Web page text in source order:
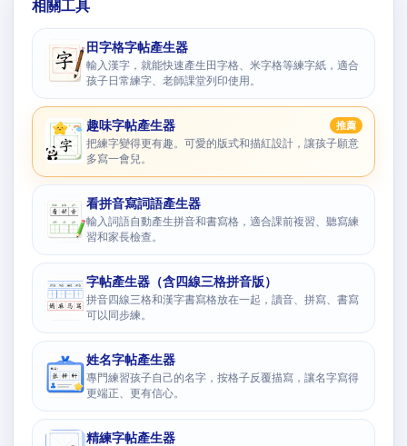
相關工具
田字格字帖產生器
輸入漢字，就能快速產生田字格、米字格等練字紙，適合
孩子日常練字、老師課堂列印使用。
趣味字帖產生器 推薦
把練字變得更有趣。可愛的版式和描紅設計，讓孩子願意
多寫一會兒。
看拼音寫詞語產生器
輸入詞語自動產生拼音和書寫格，適合課前複習、聽寫練
習和家長檢查。
字帖產生器（含四線三格拼音版）
拼音四線三格和漢字書寫格放在一起，讀音、拼寫、書寫
可以同步練。
姓名字帖產生器
專門練習孩子自己的名字，按格子反覆描寫，讓名字寫得
更端正、更有信心。
精練字帖產生器